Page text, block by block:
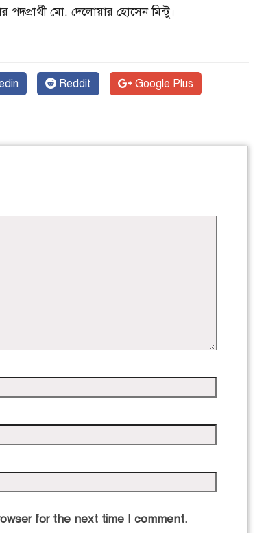
পদপ্রার্থী মো. দেলোয়ার হোসেন মিন্টু।
Reddit Google Plus
for the next time I comment.